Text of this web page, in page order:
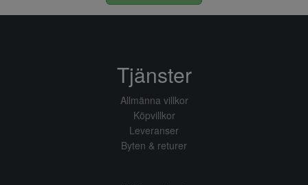
Tjänster
Allmänna villkor
Köpvillkor
Leveranser
Byten & returer